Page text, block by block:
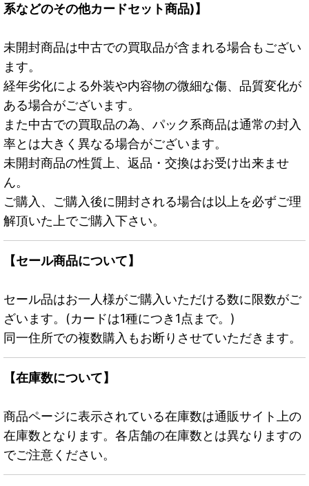
系などのその他カードセット商品)】
未開封商品は中古での買取品が含まれる場合もござい
ます。
経年劣化による外装や内容物の微細な傷、品質変化が
ある場合がございます。
また中古での買取品の為、パック系商品は通常の封入
率とは大きく異なる場合がございます。
未開封商品の性質上、返品・交換はお受け出来ませ
ん。
ご購入、ご購入後に開封される場合は以上を必ずご理
解頂いた上でご購入下さい。
【セール商品について】
セール品はお一人様がご購入いただける数に限数がご
ざいます。(カードは1種につき1点まで。)
同一住所での複数購入もお断りさせていただきます。
【在庫数について】
商品ページに表示されている在庫数は通販サイト上の
在庫数となります。各店舗の在庫数とは異なりますの
でご注意ください。